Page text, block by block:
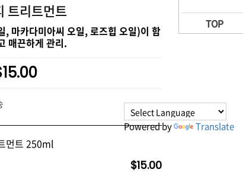
Powered by Translate
트리트먼트
, 마카다미아씨 오일, 로즈힙 오일)이 함
매끈하게 관리.
먼트 250ml
$15.00
TOP